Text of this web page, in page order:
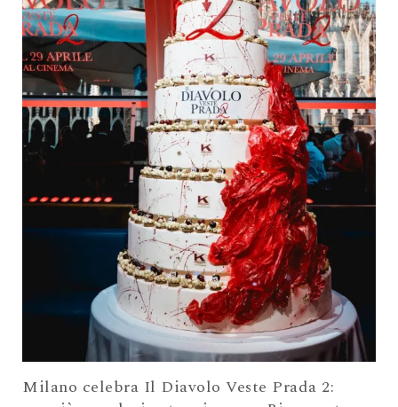
Milano celebra Il Diavolo Veste Prada 2: